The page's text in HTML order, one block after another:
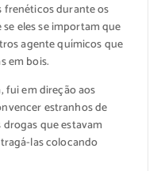
frenéticos durante os
eles se importam que
agente químicos que
em bois.
fui em direção aos
estranhos de
que estavam
las colocando